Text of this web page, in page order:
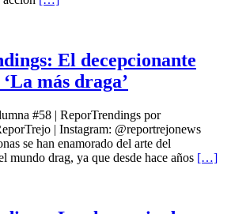
El decepcionante
más draga’
#58 | ReporTrendings por
| Instagram: @reportrejonews
se han enamorado del arte del
mundo drag, ya que desde hace años […]